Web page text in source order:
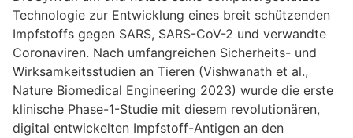
Technologie zur Entwicklung eines breit schützenden
Impfstoffs gegen SARS, SARS-CoV-2 und verwandte
Coronaviren. Nach umfangreichen Sicherheits- und
Wirksamkeitsstudien an Tieren (Vishwanath et al.,
Nature Biomedical Engineering 2023) wurde die erste
klinische Phase-1-Studie mit diesem revolutionären,
digital entwickelten Impfstoff-Antigen an den